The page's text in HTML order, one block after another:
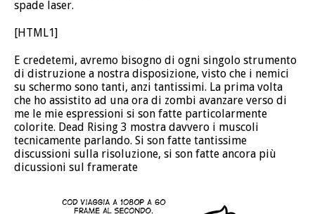
spade laser.
[HTML1]
E credetemi, avremo bisogno di ogni singolo strumento
di distruzione a nostra disposizione, visto che i nemici
su schermo sono tanti, anzi tantissimi. La prima volta
che ho assistito ad una ora di zombi avanzare verso di
me le mie espressioni si son fatte particolarmente
colorite. Dead Rising 3 mostra davvero i muscoli
tecnicamente parlando. Si son fatte tantissime
discussioni sulla risoluzione, si son fatte ancora più
dicussioni sul framerate